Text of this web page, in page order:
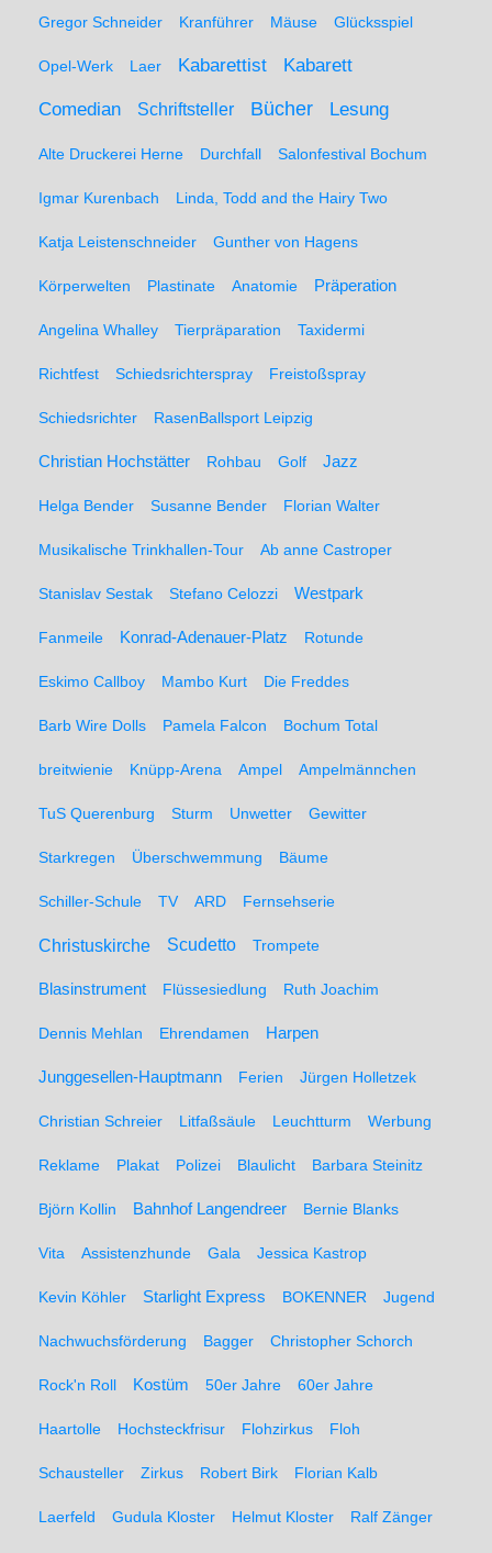
Gregor Schneider Kranführer Mäuse Glücksspiel
Opel-Werk Laer Kabarettist
Kabarett
Comedian
Schriftsteller Bücher Lesung
Alte Druckerei Herne Durchfall Salonfestival Bochum
Igmar Kurenbach Linda, Todd and the Hairy Two
Katja Leistenschneider Gunther von Hagens
Körperwelten Plastinate Anatomie Präperation
Angelina Whalley Tierpräparation Taxidermi
Richtfest Schiedsrichterspray Freistoßspray
Schiedsrichter RasenBallsport Leipzig
Christian Hochstätter Rohbau Golf Jazz
Helga Bender Susanne Bender Florian Walter
Musikalische Trinkhallen-Tour Ab anne Castroper
Stanislav Sestak Stefano Celozzi Westpark
Fanmeile Konrad-Adenauer-Platz Rotunde
Eskimo Callboy Mambo Kurt Die Freddes
Barb Wire Dolls Pamela Falcon Bochum Total
breitwienie Knüpp-Arena Ampel Ampelmännchen
TuS Querenburg Sturm Unwetter Gewitter
Starkregen Überschwemmung Bäume
Schiller-Schule TV ARD Fernsehserie
Christuskirche Scudetto Trompete
Blasinstrument Flüssesiedlung Ruth Joachim
Dennis Mehlan Ehrendamen Harpen
Junggesellen-Hauptmann Ferien Jürgen Holletzek
Christian Schreier Litfaßsäule Leuchtturm Werbung
Reklame Plakat Polizei Blaulicht Barbara Steinitz
Björn Kollin Bahnhof Langendreer Bernie Blanks
Vita Assistenzhunde Gala Jessica Kastrop
Kevin Köhler Starlight Express BOKENNER Jugend
Nachwuchsförderung Bagger Christopher Schorch
Rock'n Roll Kostüm 50er Jahre 60er Jahre
Haartolle Hochsteckfrisur Flohzirkus Floh
Schausteller Zirkus Robert Birk Florian Kalb
Laerfeld Gudula Kloster Helmut Kloster Ralf Zänger